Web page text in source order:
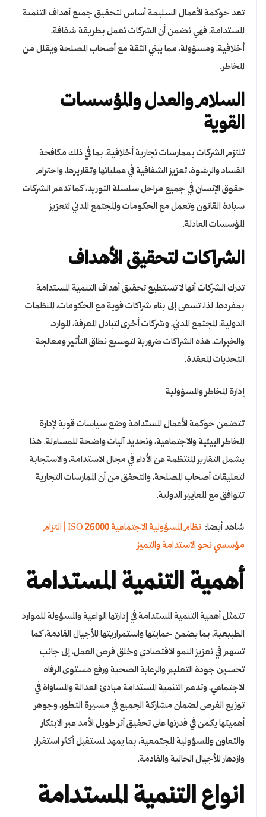
تعد حوكمة الأعمال السليمة أساس لتحقيق جميع أهداف التنمية
المستدامة، فهي تضمن أن الشركات تعمل بطريقة شفافة،
أخلاقية، ومسؤولة، مما يبني الثقة مع أصحاب المصلحة ويقلل من
المخاطر.
السلام والعدل والمؤسسات
القوية
تلتزم الشركات بممارسات تجارية أخلاقية، بما في ذلك مكافحة
الفساد والرشوة، تعزيز الشفافية في عملياتها وتقاريرها، واحترام
حقوق الإنسان في جميع مراحل سلسلة التوريد، كما تدعم الشركات
سيادة القانون وتعمل مع الحكومات والمجتمع المدني لتعزيز
المؤسسات العادلة.
الشراكات لتحقيق الأهداف
تدرك الشركات أنها لا تستطيع تحقيق أهداف التنمية المستدامة
بمفردها، لذا، تسعى إلى بناء شراكات قوية مع الحكومات، المنظمات
الدولية، المجتمع المدني، وشركات أخرى لتبادل المعرفة، الموارد،
والخبرات، هذه الشراكات ضرورية لتوسيع نطاق التأثير ومعالجة
التحديات المعقدة.
إدارة المخاطر والمسؤولية
تتضمن حوكمة الأعمال المستدامة وضع سياسات قوية لإدارة
المخاطر البيئية والاجتماعية، وتحديد آليات واضحة للمساءلة. هذا
يشمل التقارير المنتظمة عن الأداء في مجال الاستدامة، والاستجابة
لتعليقات أصحاب المصلحة، والتحقق من أن الممارسات التجارية
تتوافق مع المعايير الدولية.
شاهد أيضا:
نظام المسؤولية الاجتماعية ISO 26000 | التزام
مؤسسي نحو الاستدامة والتميز
أهمية التنمية المستدامة
تتمثل أهمية التنمية المستدامة في إدارتها الواعية والمسؤولة للموارد
الطبيعية، بما يضمن حمايتها واستمراريتها للأجيال القادمة، كما
تسهم في تعزيز النمو الاقتصادي وخلق فرص العمل، إلى جانب
تحسين جودة التعليم والرعاية الصحية ورفع مستوى الرفاه
الاجتماعي، وتدعم التنمية المستدامة مبادئ العدالة والمساواة في
توزيع الفرص لضمان مشاركة الجميع في مسيرة التطور، وجوهر
أهميتها يكمن في قدرتها على تحقيق أثر طويل الأمد عبر الابتكار
والتعاون والمسؤولية المجتمعية، بما يمهد لمستقبل أكثر استقرار
وازدهار للأجيال الحالية والقادمة.
انواع التنمية المستدامة